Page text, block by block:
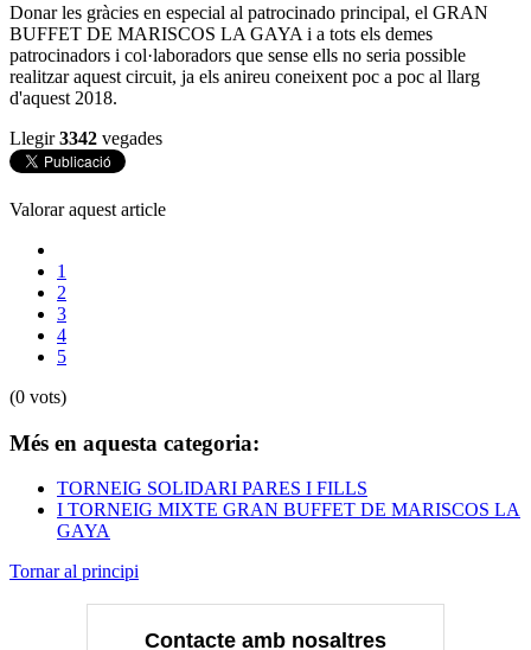
Donar les gràcies en especial al patrocinado principal, el GRAN
BUFFET DE MARISCOS LA GAYA i a tots els demes
patrocinadors i col·laboradors que sense ells no seria possible
realitzar aquest circuit, ja els anireu coneixent poc a poc al llarg
d'aquest 2018.
Llegir3342 vegades
Valorar aquest article
1
2
3
4
5
(0 vots)
Més en aquesta categoria:
TORNEIG SOLIDARI PARES I FILLS
I TORNEIG MIXTE GRAN BUFFET DE MARISCOS LA
GAYA
Tornar al principi
Contacte amb nosaltres